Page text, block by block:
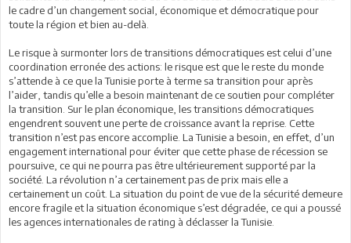
le cadre d’un changement social, économique et démocratique pour
toute la région et bien au-delà.
Le risque à surmonter lors de transitions démocratiques est celui d’une
coordination erronée des actions: le risque est que le reste du monde
s’attende à ce que la Tunisie porte à terme sa transition pour après
l’aider, tandis qu’elle a besoin maintenant de ce soutien pour compléter
la transition. Sur le plan économique, les transitions démocratiques
engendrent souvent une perte de croissance avant la reprise. Cette
transition n’est pas encore accomplie. La Tunisie a besoin, en effet, d’un
engagement international pour éviter que cette phase de récession se
poursuive, ce qui ne pourra pas être ultérieurement supporté par la
société. La révolution n’a certainement pas de prix mais elle a
certainement un coût. La situation du point de vue de la sécurité demeure
encore fragile et la situation économique s’est dégradée, ce qui a poussé
les agences internationales de rating à déclasser la Tunisie.